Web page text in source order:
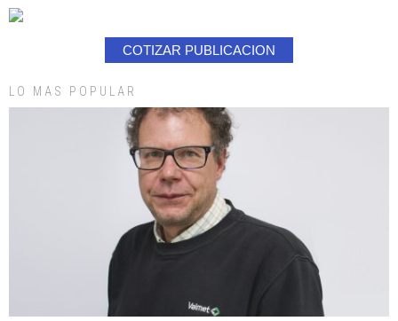
COTIZAR PUBLICACION
LO MAS POPULAR